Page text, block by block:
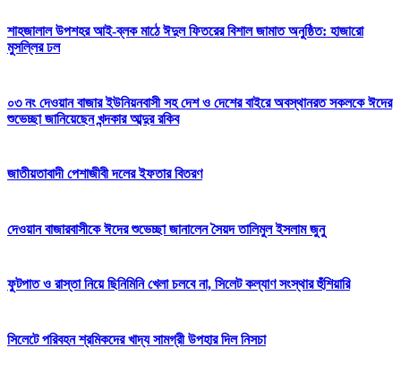
শাহজালাল উপশহর আই-ব্লক মাঠে ঈদুল ফিতরের বিশাল জামাত অনুষ্ঠিত: হাজারো
মুসল্লির ঢল
০৩ নং দেওয়ান বাজার ইউনিয়নবাসী সহ দেশ ও দেশের বাইরে অবস্থানরত সকলকে ঈদের
শুভেচ্ছা জানিয়েছেন খন্দকার আব্দুর রকিব
জাতীয়তাবাদী পেশাজীবী দলের ইফতার বিতরণ
দেওয়ান বাজারবাসীকে ঈদের শুভেচ্ছা জানালেন সৈয়দ তালিমুল ইসলাম জুনু
ফুটপাত ও রাস্তা নিয়ে ছিনিমিনি খেলা চলবে না, সিলেট কল্যাণ সংস্থার হুঁশিয়ারি
সিলেটে পরিবহন শ্রমিকদের খাদ্য সামগ্রী উপহার দিল নিসচা